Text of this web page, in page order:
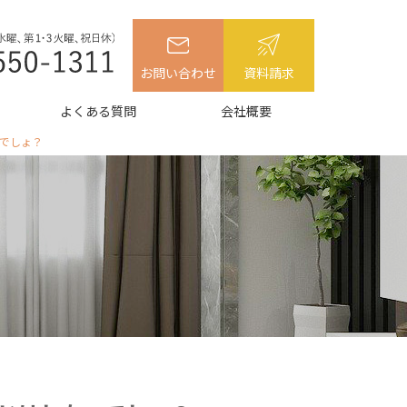
お問い合わせ 資料請求
よくある質問 会社概要
しょ？